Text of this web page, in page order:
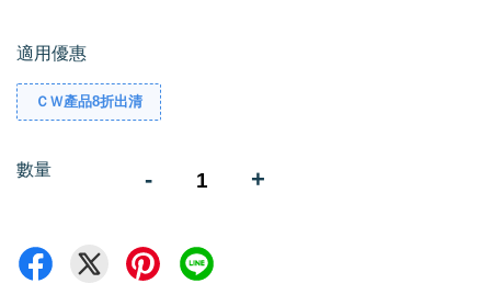
適用優惠
ＣＷ產品8折出清
數量 - +